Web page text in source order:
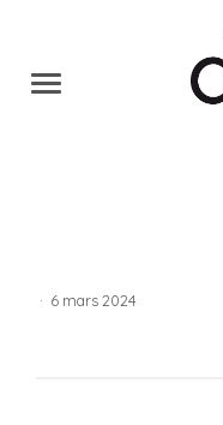
· 6 mars 2024